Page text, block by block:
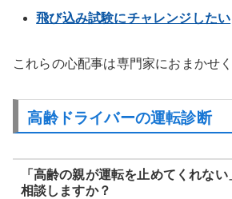
飛び込み試験にチャレンジしたい
これらの心配事は専門家におまかせく
高齢ドライバーの運転診断
「高齢の親が運転を止めてくれな
相談しますか？